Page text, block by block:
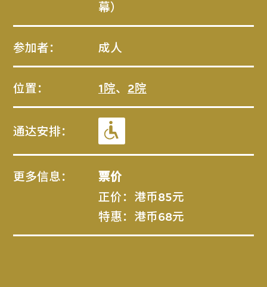
幕）
参加者： 成人
位置： 1院、 2院
通达安排：
更多信息： 票价
正价：港币85元
特惠：港币68元